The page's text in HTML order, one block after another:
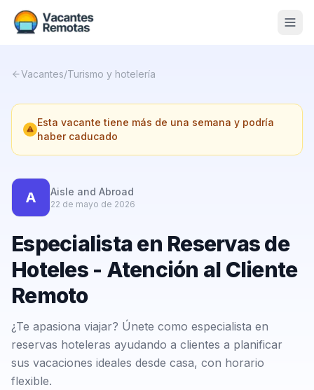
Nosotros
Contacto
Calculadora Freelance
Vacantes/Turismo y hotelería
Esta vacante tiene más de una semana y podría
haber caducado
A Aisle and Abroad
22 de mayo de 2026
Especialista en Reservas de
Hoteles - Atención al Cliente
Remoto
¿Te apasiona viajar? Únete como especialista en
reservas hoteleras ayudando a clientes a planificar
sus vacaciones ideales desde casa, con horario
flexible.